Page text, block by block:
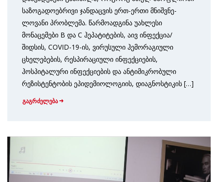
საზოგადოებრივი ჯანდაცვის ერთ-ერთი მნიშვნე­
ლოვანი პრობლემა. წარმოადგინა უახლესი
მონაცემები B და C ჰეპატიტების, აივ ინფექცია/
შიდსის, COVID-19-ის, ვირუსული ჰემორაგიული
ცხელებების, რესპირაციული ინფექციების,
ჰოსპიტალური ინფექციების და ანტიმიკრო­ბული
რეზისტენტობის ეპიდემიოლოგიის, დია­გნოს­ტიკის […]
გაგრძელება